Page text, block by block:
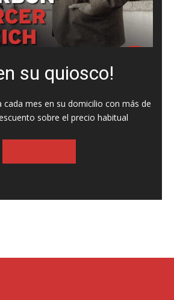
su quiosco!
cada mes en su domicilio con más de
sobre el precio habitual